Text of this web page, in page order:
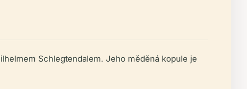
Schlegtendalem. Jeho měděná kopule je